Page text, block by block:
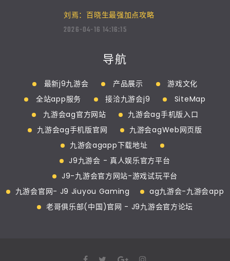
刘焉：百晓生最强加点攻略
2026-04-16 14:16:15
导航
最新j9九游会 产品展示
游戏文化
全站app服务
接洽九游会j9
SiteMap
九游会ag官方网站
九游会ag手机版入口
九游会ag手机版官网
九游会agWeb网页版
九游会agapp下载地址
J9九游会 - 真人娱乐官方平台
J9-九游会官方网站-游戏试玩平台
九游会官网- J9 Jiuyou Gaming
ag九游会-九游会app
老哥俱乐部(中国)官网 - J9九游会官方论坛